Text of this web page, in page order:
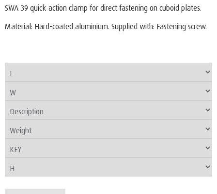
SWA 39 quick-action clamp for direct fastening on cuboid plates.
Material: Hard-coated aluminium. Supplied with: Fastening screw.